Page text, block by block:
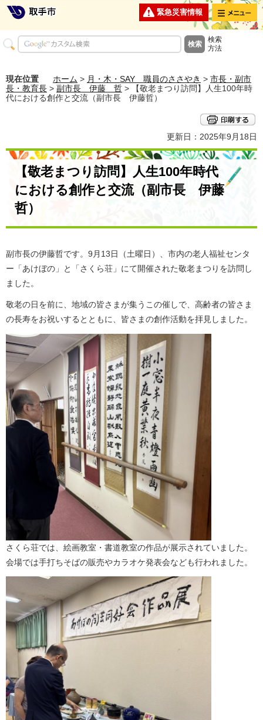
緊急災害情報 メニュー
検索
方法
現在位置 ホーム > 月・木・SAY 職員のささやき > 市長・副市
長・教育長 > 副市長 伊藤 哲 > 【敬老まつり訪問】人生100年時
代における創作と交流（副市長 伊藤哲）
更新日：2025年9月18日
【敬老まつり訪問】人生100年時代
における創作と交流（副市長 伊藤
哲）
副市長の伊藤哲です。9月13日（土曜日）、市内の老人福祉センタ
ー「あけぼの」と「さくら荘」にて開催された敬老まつりを訪問し
ました。
敬老の日を前に、地域の皆さまが集うこの催しで、高齢者の皆さま
の長寿をお祝いするとともに、皆さまの創作活動を拝見しました。
さくら荘では、絵画教室・書道教室の作品が展示されていました。
会場では手打ちそばの販売やカラオケ発表会なども行われました。